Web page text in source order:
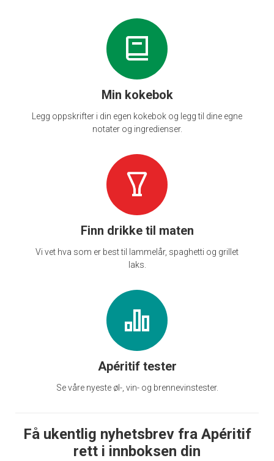
Min kokebok
Legg oppskrifter i din egen kokebok og legg til dine egne
notater og ingredienser.
Finn drikke til maten
Vi vet hva som er best til lammelår, spaghetti og grillet
laks.
Apéritif tester
Se våre nyeste øl-, vin- og brennevinstester.
Få ukentlig nyhetsbrev fra Apéritif
rett i innboksen din